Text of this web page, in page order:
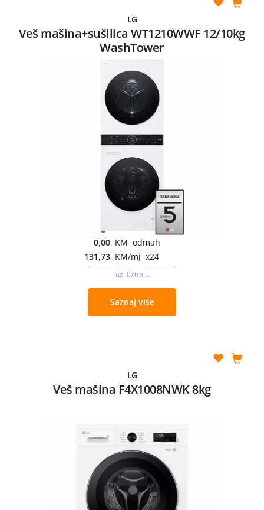
LG
Veš mašina+sušilica WT1210WWF 12/10kg
WashTower
0,00 KM odmah
131,73 KM/mj x24
uz Extra L
Saznaj više
LG
Veš mašina F4X1008NWK 8kg